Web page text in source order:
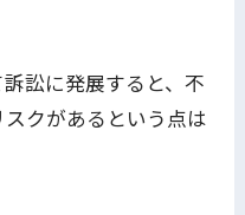
訟に発展すると、不
クがあるという点は